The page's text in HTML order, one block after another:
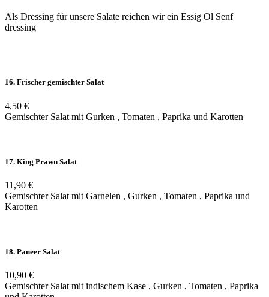
Als Dressing für unsere Salate reichen wir ein Essig Ol Senf
dressing
16. Frischer gemischter Salat
4,50 €
Gemischter Salat mit Gurken , Tomaten , Paprika und Karotten
17. King Prawn Salat
11,90 €
Gemischter Salat mit Garnelen , Gurken , Tomaten , Paprika und
Karotten
18. Paneer Salat
10,90 €
Gemischter Salat mit indischem Kase , Gurken , Tomaten , Paprika